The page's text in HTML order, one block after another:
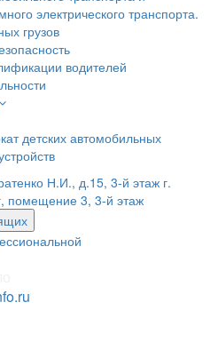
электрического транспорта.
грузов
водителей
детских автомобильных
Н.И., д.15, 3-й этаж г.
помещение 3, 3-й этаж